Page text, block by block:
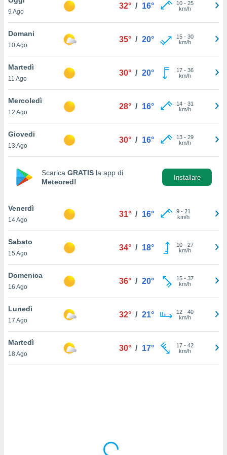
è
al sito
di
ci
di
il
un
la
nella
cookie
il tuo
in
a piè
del
9 Ago
32° / 16° 10- 25
km/h
Domani
10 Ago
35° / 20° 15- 30
km/h
Martedì
11 Ago
30° / 20° 17- 36
km/h
Mercoledì
12 Ago
28° / 16° 14- 31
km/h
Giovedi
13 Ago
30° / 16° 13- 29
km/h
Scarica GRATIS la app di
Meteored!
Installare
Venerdì
14 Ago
31° / 16° 9- 21
km/h
Sabato
15 Ago
34° / 18° 10- 27
km/h
Domenica
16 Ago
36° / 20° 15- 37
km/h
Lunedì
17 Ago
32° / 21° 12- 40
km/h
Martedì
18 Ago
30° / 17° 17- 42
km/h